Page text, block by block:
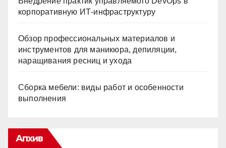
корпоративную ИТ-инфраструктуру
Обзор профессиональных материалов и
инструментов для маникюра, депиляции,
наращивания ресниц и ухода
Сборка мебели: виды работ и особенности
выполнения
Апхив